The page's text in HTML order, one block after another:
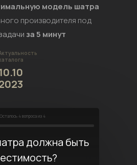
модель шатра
производителя под
за 5 минут
Осталось 4 вопроса из 4
должна быть